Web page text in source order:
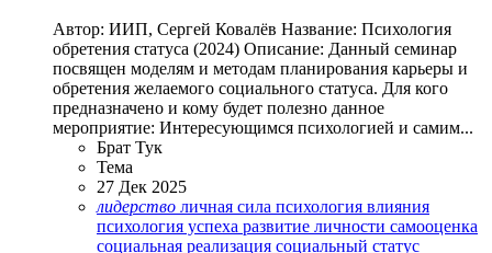
Автор: ИИП, Сергей Ковалёв Название: Психология
обретения статуса (2024) Описание: Данный семинар
посвящен моделям и методам планирования карьеры и
обретения желаемого социального статуса. Для кого
предназначено и кому будет полезно данное
мероприятие: Интересующимся психологией и самим...
Брат Тук
Тема
27 Дек 2025
лидерство личная сила психология влияния
психология успеха развитие личности самооценка
социальная реализация социальный статус